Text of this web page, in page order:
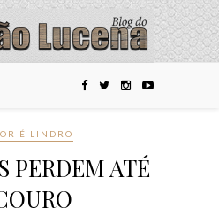
É LINDRO
PERDEM ATÉ